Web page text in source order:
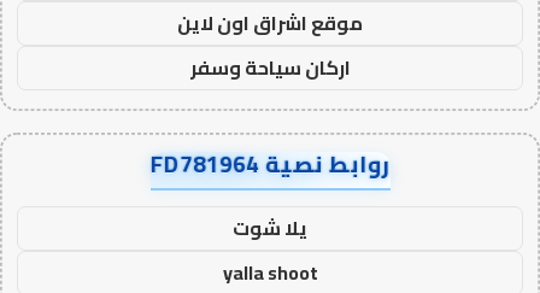
موقع اشراق اون لاين
اركان سياحة وسفر
روابط نصية FD781964
يلا شوت
yalla shoot